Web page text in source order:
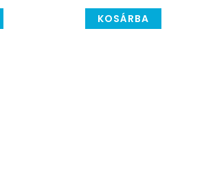
KOSÁRBA